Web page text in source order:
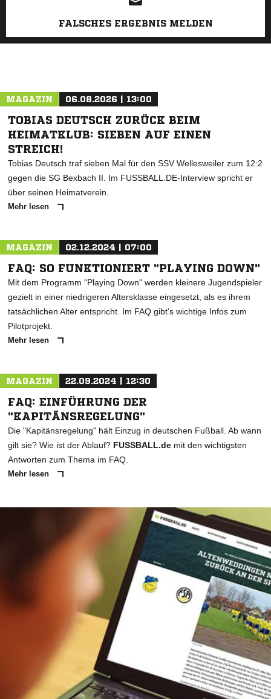
FALSCHES ERGEBNIS MELDEN
MAGAZIN 06.08.2026 | 13:00
TOBIAS DEUTSCH ZURÜCK BEIM
HEIMATKLUB: SIEBEN AUF EINEN
STREICH!
Tobias Deutsch traf sieben Mal für den SSV Wellesweiler zum 12:2
gegen die SG Bexbach II. Im FUSSBALL.DE-Interview spricht er
über seinen Heimatverein.
Mehr lesen
MAGAZIN 02.12.2024 | 07:00
FAQ: SO FUNKTIONIERT "PLAYING DOWN"
Mit dem Programm "Playing Down" werden kleinere Jugendspieler
gezielt in einer niedrigeren Altersklasse eingesetzt, als es ihrem
tatsächlichen Alter entspricht. Im FAQ gibt's wichtige Infos zum
Pilotprojekt.
Mehr lesen
MAGAZIN 22.09.2024 | 12:30
FAQ: EINFÜHRUNG DER
"KAPITÄNSREGELUNG"
Die "Kapitänsregelung" hält Einzug in deutschen Fußball. Ab wann
gilt sie? Wie ist der Ablauf? FUSSBALL.de mit den wichtigsten
Antworten zum Thema im FAQ.
Mehr lesen